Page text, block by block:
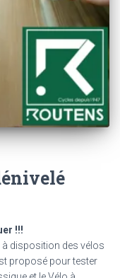
!!!
à disposition des vélos
proposé pour tester